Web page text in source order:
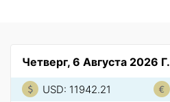
Четверг, 6 Августа 2026 Г.
USD: 11942.21